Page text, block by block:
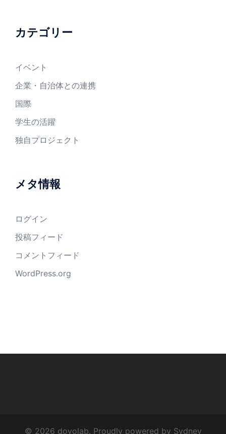
カテゴリー
イベント
企業・自治体との連携
国際
学生の活躍
独自プロジェクト
メタ情報
ログイン
投稿フィード
コメントフィード
WordPress.org
© 2026 doyolab. Proudly powered by Sydney